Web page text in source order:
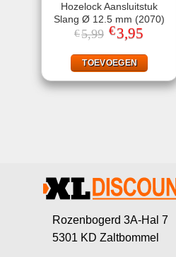
Hozelock Aansluitstuk
Slang Ø 12.5 mm (2070)
€5,99 Oorspronkelijke
prijs
€5,99.
€3,95prijs
€3,95.
TOEVOEGEN
Rozenbogerd 3A-Hal 7
5301 KD Zaltbommel